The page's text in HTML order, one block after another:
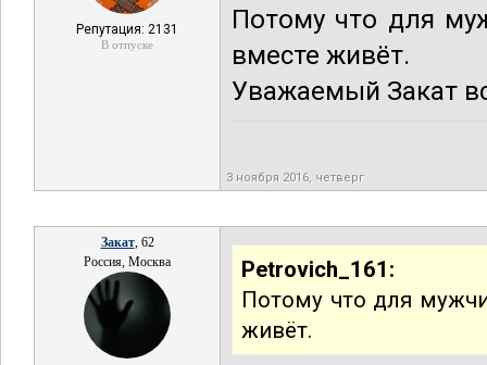
Репутация: 2131
В отпуске
Потому что для
вместе живёт.
Уважаемый Закат
3 ноября 2016, четверг
Закат, 62
Россия, Москва
Petrovich_161:
Потому что для
живёт.